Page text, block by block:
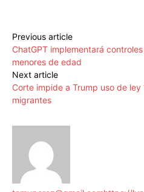
Previous article
ChatGPT implementará
menores de edad
Next article
Corte impide a Trump uso de
migrantes